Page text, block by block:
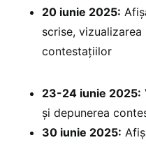
20 iunie 2025:
scrise,
contestațiilor
23-24 iunie 2025:
și depunerea
30 iunie 2025: